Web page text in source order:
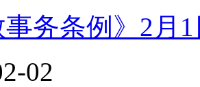
事务条例》2
02